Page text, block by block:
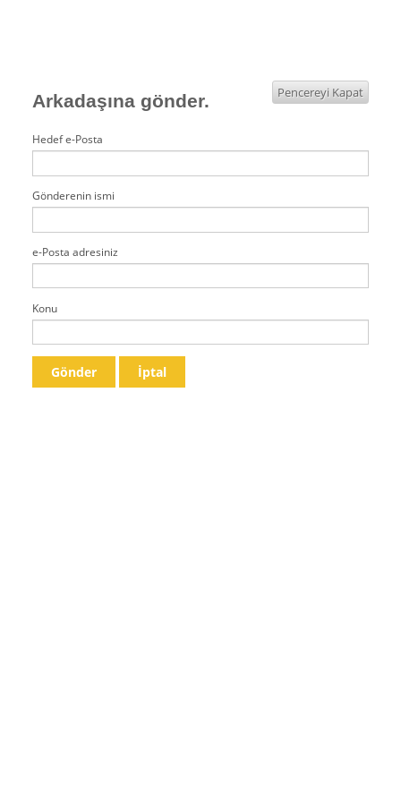
Arkadaşına gönder. Pencereyi Kapat
Hedef e-Posta
Gönderenin ismi
e-Posta adresiniz
Konu
Gönder İptal